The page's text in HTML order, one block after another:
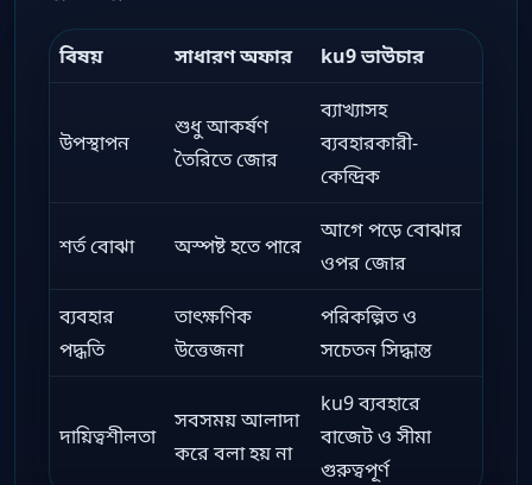
বিষয় সাধারণ অফার ku9 ভাউচার
উপস্থাপন
শুধু আকর্ষণ
তৈরিতে জোর
ব্যাখ্যাসহ
ব্যবহারকারী-
কেন্দ্রিক
শর্ত বোঝা অস্পষ্ট হতে পারে
আগে পড়ে বোঝার
ওপর জোর
ব্যবহার
পদ্ধতি
তাৎক্ষণিক
উত্তেজনা
পরিকল্পিত ও
সচেতন সিদ্ধান্ত
দায়িত্বশীলতা
সবসময় আলাদা
করে বলা হয় না
ku9 ব্যবহারে
বাজেট ও সীমা
গুরুত্বপূর্ণ